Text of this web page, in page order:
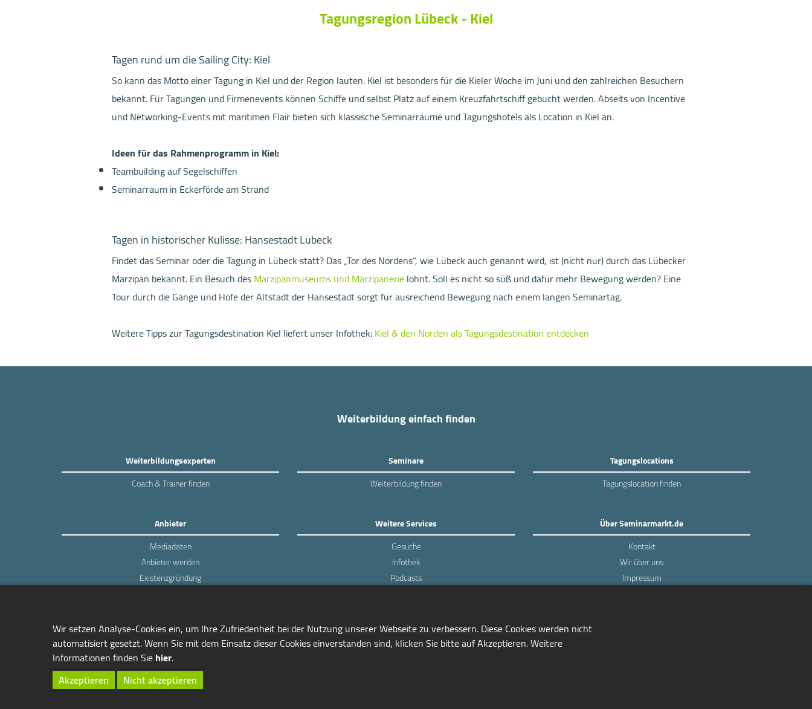
Tagungsregion Lübeck - Kiel
Tagen rund um die Sailing City: Kiel
So kann das Motto einer Tagung in Kiel und der Region lauten. Kiel ist besonders für die Kieler Woche im Juni und den zahlreichen Besuchern
bekannt. Für Tagungen und Firmenevents können Schiffe und selbst Platz auf einem Kreuzfahrtschiff gebucht werden. Abseits von Incentive
und Networking-Events mit maritimen Flair bieten sich klassische Seminarräume und Tagungshotels als Location in Kiel an.
Ideen für das Rahmenprogramm in Kiel:
Teambuilding auf Segelschiffen
Seminarraum in Eckerförde am Strand
Tagen in historischer Kulisse: Hansestadt Lübeck
Findet das Seminar oder die Tagung in Lübeck statt? Das „Tor des Nordens“, wie Lübeck auch genannt wird, ist (nicht nur) durch das Lübecker
Marzipan bekannt. Ein Besuch desMarzipanmuseums und Marzipanerielohnt. Soll es nicht so süß und dafür mehr Bewegung werden? Eine
Tour durch die Gänge und Höfe der Altstadt der Hansestadt sorgt für ausreichend Bewegung nach einem langen Seminartag.
Weitere Tipps zur Tagungsdestination Kiel liefert unser Infothek:Kiel & den Norden als Tagungsdestination entdecken
Weiterbildung einfach finden
Weiterbildungsexperten
Coach & Trainer finden
Seminare
Weiterbildung finden
Tagungslocations
Tagungslocation finden
Anbieter
Mediadaten
Anbieter werden
Existenzgründung
Weitere Services
Gesuche
Infothek
Podcasts
Über Seminarmarkt.de
Kontakt
Wir über uns
Impressum
managerSeminare Verlags GmbH
Endenicher Str. 41
D-53115 Bonn
Wir setzen Analyse-Cookies ein, um Ihre Zufriedenheit bei der Nutzung unserer Webseite zu verbessern. Diese Cookies werden nicht
automatisiert gesetzt. Wenn Sie mit dem Einsatz dieser Cookies einverstanden sind, klicken Sie bitte auf Akzeptieren. Weitere
Informationen finden Siehier.
Akzeptieren
Nicht akzeptieren